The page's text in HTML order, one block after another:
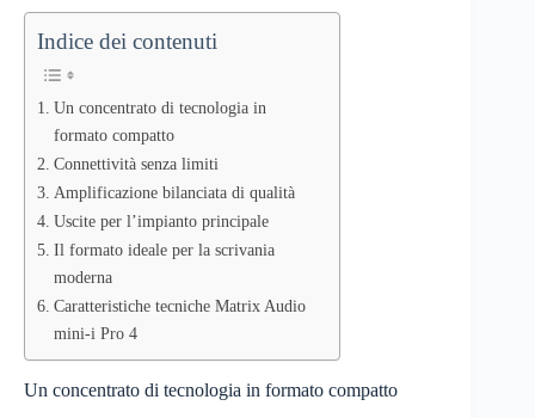
Indice dei contenuti
Un concentrato di tecnologia in
formato compatto
Connettività senza limiti
Amplificazione bilanciata di qualità
Uscite per l’impianto principale
Il formato ideale per la scrivania
moderna
Caratteristiche tecniche Matrix Audio
mini-i Pro 4
Un concentrato di tecnologia in formato compatto